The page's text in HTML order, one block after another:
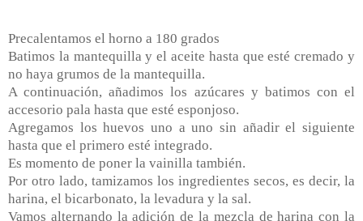
Precalentamos el horno a 180 grados
Batimos la mantequilla y el aceite hasta que esté cremado y
no haya grumos de la mantequilla.
A continuación, añadimos los azúcares y batimos con el
accesorio pala hasta que esté esponjoso.
Agregamos los huevos uno a uno sin añadir el siguiente
hasta que el primero esté integrado.
Es momento de poner la vainilla también.
Por otro lado, tamizamos los ingredientes secos, es decir, la
harina, el bicarbonato, la levadura y la sal.
Vamos alternando la adición de la mezcla de harina con la